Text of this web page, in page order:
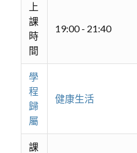
上
課
時
間
19:00 - 21:40
學
程
歸
屬
健康生活
課